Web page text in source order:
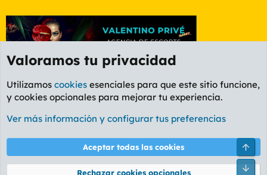
Foro General
Cookies
PL OLDSTYLE AMARILLO
Términos y reglas Política de privacidad Ayuda
Valoramos tu privacidad
Utilizamos cookies esenciales para que este sitio funcione,
y cookies opcionales para mejorar tu experiencia.
Ver más información y configurar tus preferencias
Aceptar todas las cookies
Rechazar cookies opcionales
Pie